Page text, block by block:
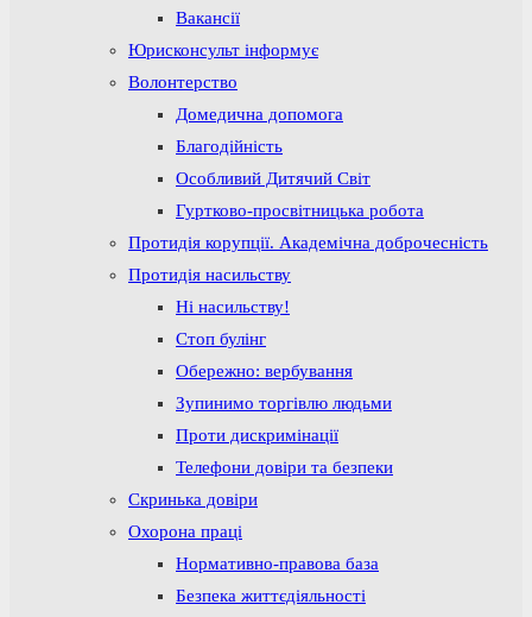
Вакансії
Юрисконсульт інформує
Волонтерство
Домедична допомога
Благодійність
Особливий Дитячий Світ
Гуртково-просвітницька робота
Протидія корупції. Академічна доброчесність
Протидія насильству
Ні насильству!
Стоп булінг
Обережно: вербування
Зупинимо торгівлю людьми
Проти дискримінації
Телефони довіри та безпеки
Скринька довіри
Охорона праці
Нормативно-правова база
Безпека життєдіяльності